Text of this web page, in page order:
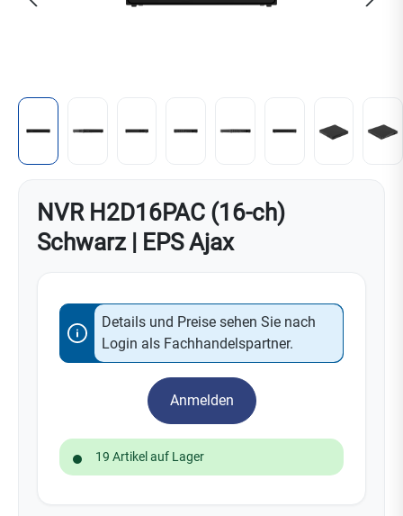
NVR H2D16PAC (16-ch)
Schwarz | EPS Ajax
Details und Preise sehen Sie nach
Login als Fachhandelspartner.
Anmelden
19 Artikel auf Lager